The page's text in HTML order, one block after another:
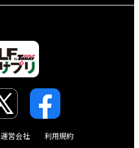
運営会社
利用規約